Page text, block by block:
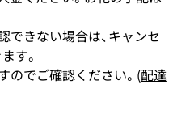
きない場合は、キャンセ
す。
のでご確認ください。(配達